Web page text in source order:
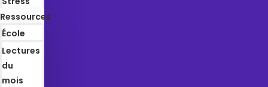
Ressources
École
Lectures
du
mois